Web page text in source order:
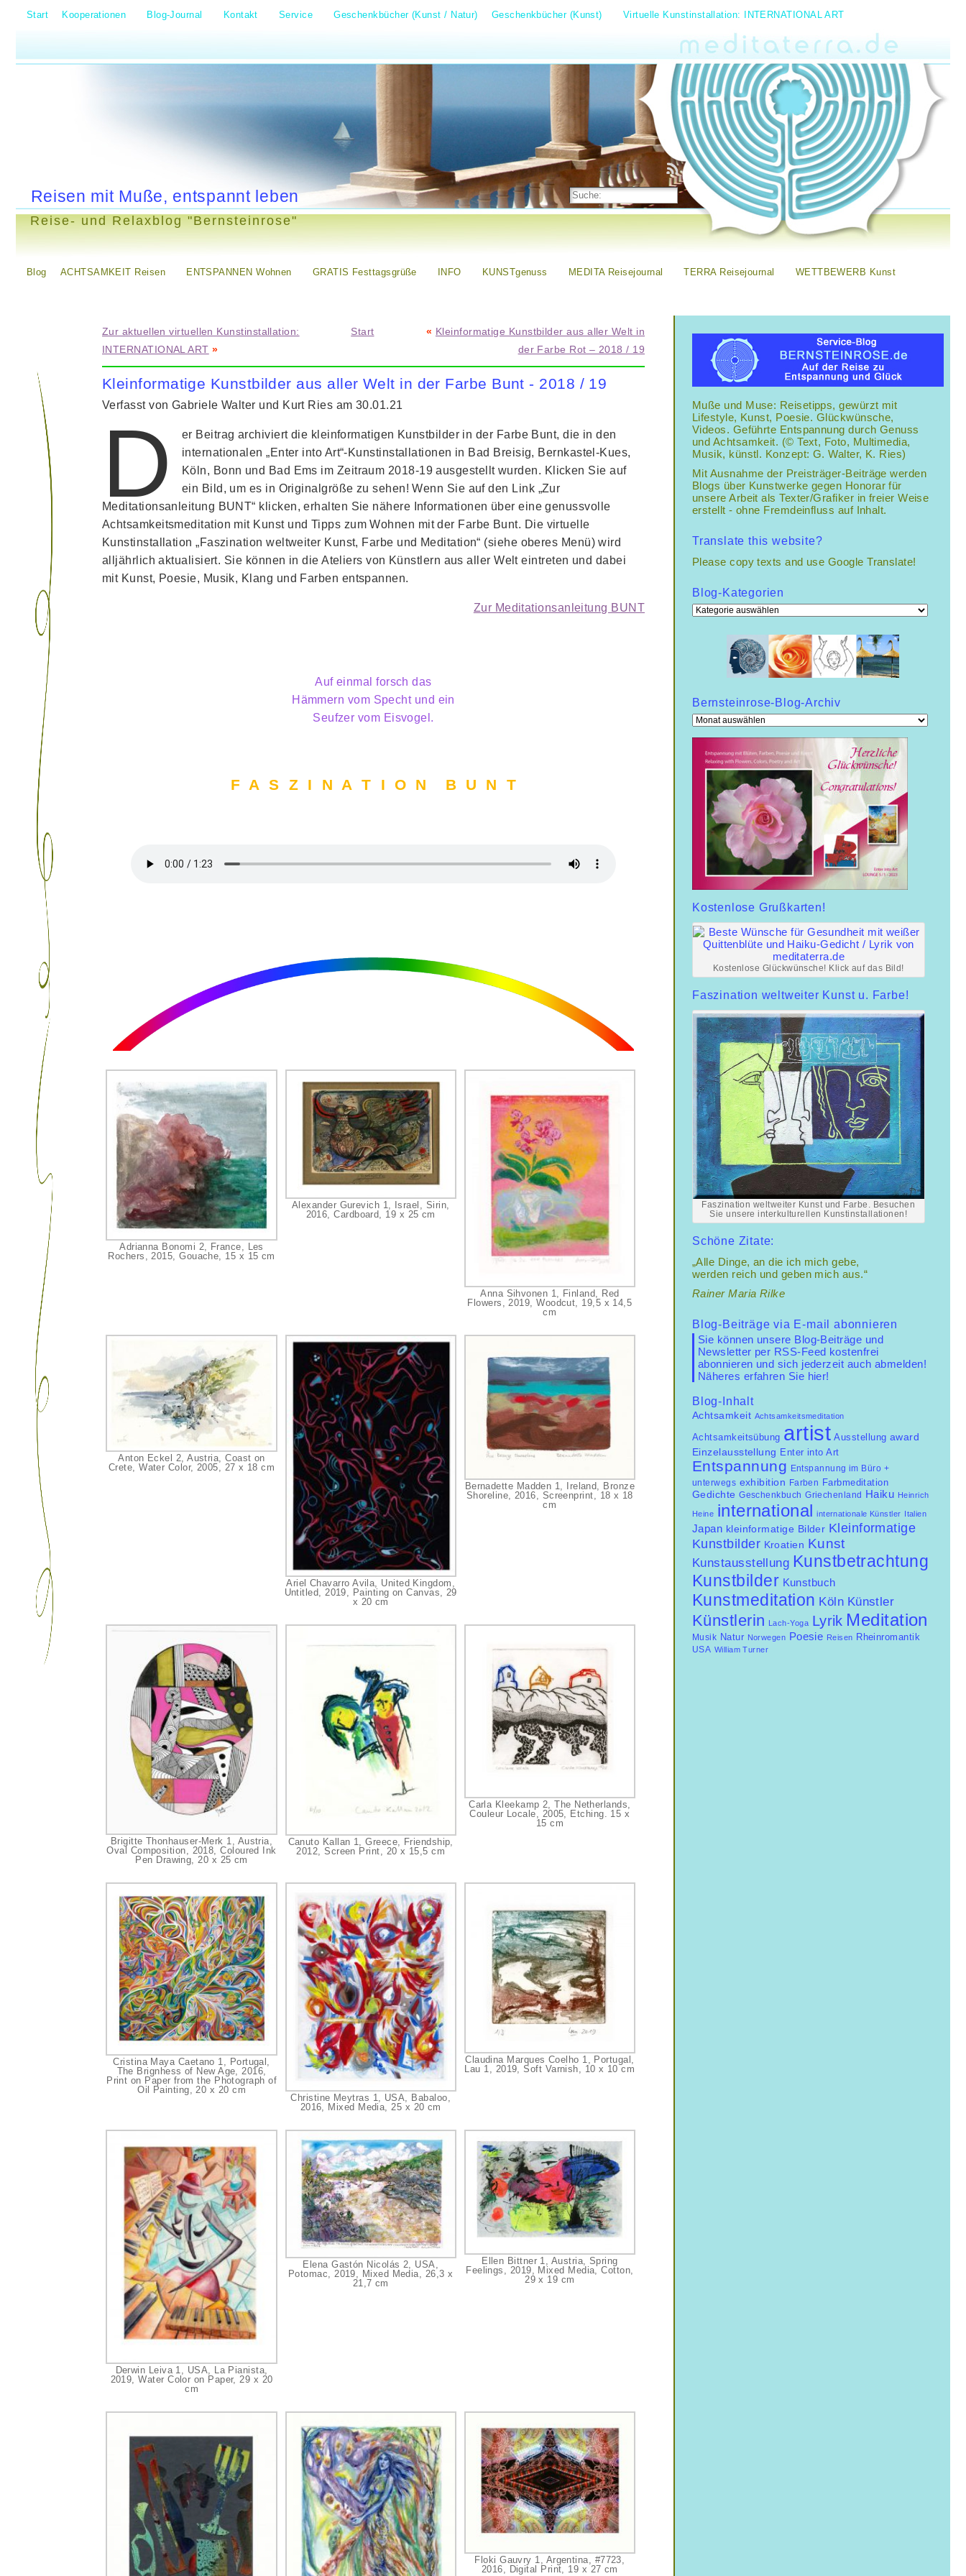
Start Kooperationen Blog-Journal Kontakt Service Geschenkbücher (Kunst / Natur) Geschenkbücher (Kunst) Virtuelle Kunstinstallation: INTERNATIONAL ART
Reisen mit Muße, entspannt leben
Reise- und Relaxblog "Bernsteinrose"
Blog ACHTSAMKEIT Reisen ENTSPANNEN Wohnen GRATIS Festtagsgrüße INFO KUNSTgenuss MEDITA Reisejournal TERRA Reisejournal WETTBEWERB Kunst
Zur aktuellen virtuellen Kunstinstallation:
INTERNATIONAL ART »
Start « Kleinformatige Kunstbilder aus aller Welt in
der Farbe Rot – 2018 / 19
Kleinformatige Kunstbilder aus aller Welt in der Farbe Bunt - 2018 / 19
Verfasst von Gabriele Walter und Kurt Ries am 30.01.21
D
er Beitrag archiviert die kleinformatigen Kunstbilder in der Farbe Bunt, die in den
internationalen „Enter into Art“-Kunstinstallationen in Bad Breisig, Bernkastel-Kues,
Köln, Bonn und Bad Ems im Zeitraum 2018-19 ausgestellt wurden. Klicken Sie auf
ein Bild, um es in Originalgröße zu sehen! Wenn Sie auf den Link „Zur
Meditationsanleitung BUNT“ klicken, erhalten Sie nähere Informationen über eine genussvolle
Achtsamkeitsmeditation mit Kunst und Tipps zum Wohnen mit der Farbe Bunt. Die virtuelle
Kunstinstallation „Faszination weltweiter Kunst, Farbe und Meditation“ (siehe oberes Menü) wird
alljährlich aktualisiert. Sie können in die Ateliers von Künstlern aus aller Welt eintreten und dabei
mit Kunst, Poesie, Musik, Klang und Farben entspannen.
Zur Meditationsanleitung BUNT
Auf einmal forsch das
Hämmern vom Specht und ein
Seufzer vom Eisvogel.
F A S Z I N A T I O N B U N T
Adrianna Bonomi 2, France, Les
Rochers, 2015, Gouache, 15 x 15 cm
Alexander Gurevich 1, Israel, Sirin,
2016, Cardboard, 19 x 25 cm
Anna Sihvonen 1, Finland, Red
Flowers, 2019, Woodcut, 19,5 x 14,5
cm
Anton Eckel 2, Austria, Coast on
Crete, Water Color, 2005, 27 x 18 cm
Ariel Chavarro Avila, United Kingdom,
Untitled, 2019, Painting on Canvas, 29
x 20 cm
Bernadette Madden 1, Ireland, Bronze
Shoreline, 2016, Screenprint, 18 x 18
cm
Brigitte Thonhauser-Merk 1, Austria,
Oval Composition, 2018, Coloured Ink
Pen Drawing, 20 x 25 cm
Canuto Kallan 1, Greece, Friendship,
2012, Screen Print, 20 x 15,5 cm
Carla Kleekamp 2, The Netherlands,
Couleur Locale, 2005, Etching. 15 x
15 cm
Cristina Maya Caetano 1, Portugal,
The Brignhess of New Age, 2016,
Print on Paper from the Photograph of
Oil Painting, 20 x 20 cm
Christine Meytras 1, USA, Babaloo,
2016, Mixed Media, 25 x 20 cm
Claudina Marques Coelho 1, Portugal,
Lau 1, 2019, Soft Varnish, 10 x 10 cm
Derwin Leiva 1, USA, La Pianista,
2019, Water Color on Paper, 29 x 20
cm
Elena Gastón Nicolás 2, USA,
Potomac, 2019, Mixed Media, 26,3 x
21,7 cm
Ellen Bittner 1, Austria, Spring
Feelings, 2019, Mixed Media, Cotton,
29 x 19 cm
Floki Gauvry 1, Argentina, #7723,
2016, Digital Print, 19 x 27 cm
Muße und Muse: Reisetipps, gewürzt mit
Lifestyle, Kunst, Poesie. Glückwünsche,
Videos. Geführte Entspannung durch Genuss
und Achtsamkeit. (© Text, Foto, Multimedia,
Musik, künstl. Konzept: G. Walter, K. Ries)
Mit Ausnahme der Preisträger-Beiträge werden
Blogs über Kunstwerke gegen Honorar für
unsere Arbeit als Texter/Grafiker in freier Weise
erstellt - ohne Fremdeinfluss auf Inhalt.
Translate this website?
Please copy texts and use Google Translate!
Blog-Kategorien
Blog-
Kategorien
Bernsteinrose-Blog-Archiv
Bernsteinrose-
Blog-
Archiv
Kostenlose Grußkarten!
Kostenlose Glückwünsche! Klick auf das Bild!
Faszination weltweiter Kunst u. Farbe!
Faszination weltweiter Kunst und Farbe. Besuchen
Sie unsere interkulturellen Kunstinstallationen!
Schöne Zitate:
„Alle Dinge, an die ich mich gebe,
werden reich und geben mich aus.“
Rainer Maria Rilke
Blog-Beiträge via E-mail abonnieren
Sie können unsere Blog-Beiträge und
Newsletter per RSS-Feed kostenfrei
abonnieren und sich jederzeit auch abmelden!
Näheres erfahren Sie hier!
Blog-Inhalt
Achtsamkeit Achtsamkeitsmeditation
Achtsamkeitsübung artist Ausstellung award
Einzelausstellung Enter into Art
Entspannung Entspannung im Büro +
unterwegs exhibition Farben Farbmeditation
Gedichte Geschenkbuch Griechenland Haiku Heinrich
Heine international internationale Künstler Italien
Japan kleinformatige Bilder Kleinformatige
Kunstbilder Kroatien Kunst
Kunstausstellung Kunstbetrachtung
Kunstbilder Kunstbuch
Kunstmeditation Köln Künstler
Künstlerin Lach-Yoga Lyrik Meditation
Musik Natur Norwegen Poesie Reisen Rheinromantik
USA William Turner